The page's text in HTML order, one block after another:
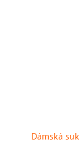
Dámská